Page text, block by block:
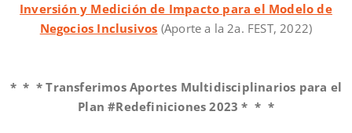
Inversión y Medición de Impacto para el Modelo de
Negocios Inclusivos (Aporte a la 2a. FEST, 2022)
* * * Transferimos Aportes Multidisciplinarios para el
Plan #Redefiniciones 2023 * * *